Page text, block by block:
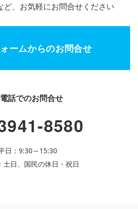
ど、お気軽にお問合せください
ームからのお問合せ
話でのお問合せ
8580
日：9:30～15:30
土日、国民の休日・祝日